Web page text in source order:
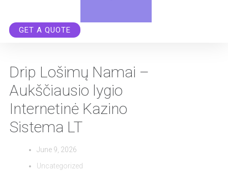
GET A QUOTE
Drip Lošimų Namai –
Aukščiausio lygio
Internetinė Kazino
Sistema LT
June 9, 2026
Uncategorized